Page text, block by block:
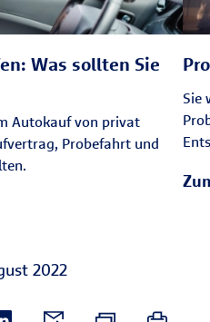
Was sollten Sie
Autokauf von privat
Probefahrt und
Sie
2022